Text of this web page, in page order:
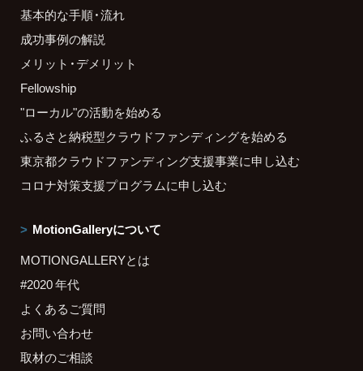
基本的な手順・流れ
成功事例の解説
メリット・デメリット
Fellowship
"ローカル"の活動を始める
ふるさと納税型クラウドファンディングを始める
東京都クラウドファンディング支援事業に申し込む
コロナ対策支援プログラムに申し込む
MotionGalleryについて
MOTIONGALLERYとは
#2020 年代
よくあるご質問
お問い合わせ
取材のご相談